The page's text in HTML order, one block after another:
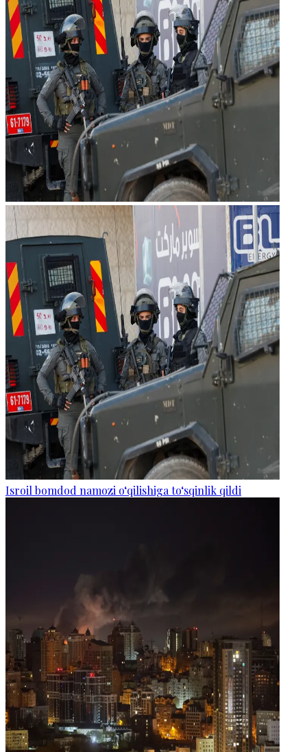
Isroil bomdod namozi o‘qilishiga to‘sqinlik qildi